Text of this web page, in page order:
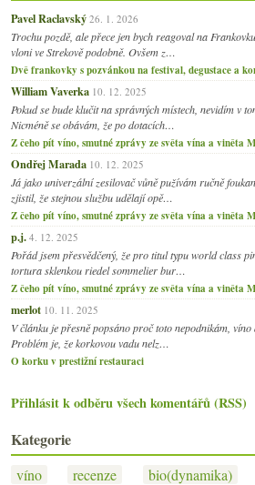
Pavel Raclavský 26. 1. 2026
Trochu pozdě, ale přece jen bych reagoval na
vloni ve Strekově podobně. Ovšem z…
Dvě frankovky s pozvánkou na festival, degustace a
William Vaverka 10. 12. 2025
Pokud se bude klučit na správných místech, nevidím v
Nicméně se obávám, že po dotacích…
Z čeho pít víno, smutné zprávy ze světa vína a viněta
Ondřej Marada 10. 12. 2025
Já jako univerzální zesilovač vůně pužívám ručně
zjistil, že stejnou službu udělají opě…
Z čeho pít víno, smutné zprávy ze světa vína a viněta
p.j. 4. 12. 2025
Pořád jsem přesvědčený, že pro titul typu world class
tortura sklenkou riedel sommelier bur…
Z čeho pít víno, smutné zprávy ze světa vína a viněta
merlot 10. 11. 2025
V článku je přesně popsáno proč toto nepodnikám,
Problém je, že korkovou vadu nelz…
O korku v prestižní restauraci
Přihlásit k odběru všech komentářů (RSS)
Kategorie
víno recenze bio(dynamika)